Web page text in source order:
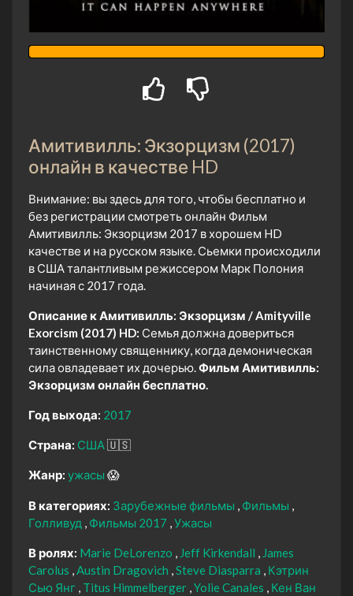
Амитивилль: Экзорцизм (2017)
онлайн в качестве HD
Внимание: вы здесь для того, чтобы бесплатно и
без регистрации смотреть онлайн Фильм
Амитивилль: Экзорцизм 2017 в хорошем HD
качестве и на русском языке. Сьемки происходили
в США талантливым режиссером Марк Полония
начиная с 2017 года.
Описание к Амитивилль: Экзорцизм / Amityville
Exorcism (2017) HD: Семья должна довериться
таинственному священнику, когда демоническая
сила овладевает их дочерью.Фильм Амитивилль:
Экзорцизм онлайн бесплатно.
Год выхода: 2017
Страна: США🇺🇸
Жанр: ужасы 😱
В категориях: Зарубежные фильмы
Фильмы
Голливуд
Фильмы 2017 Ужасы
В ролях: Marie DeLorenzo Jeff Kirkendall
James
Carolus Austin Dragovich Steve Diasparra
Кэтрин
Сью Янг Titus Himmelberger Yolie Canales
Кен Ван